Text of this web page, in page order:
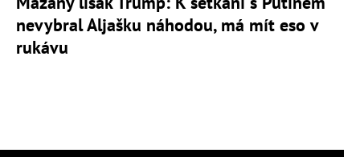
nevybral Aljašku náhodou, má mít eso v
rukávu